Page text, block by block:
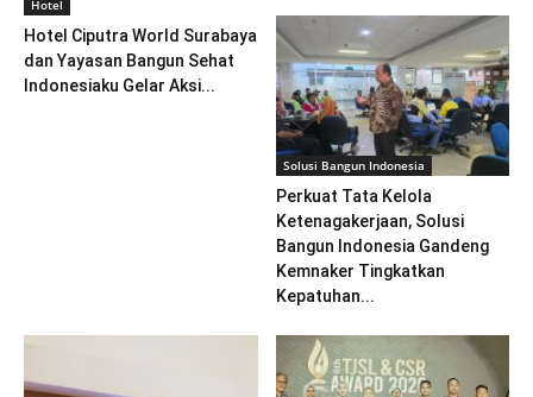
Hotel
Hotel Ciputra World Surabaya
dan Yayasan Bangun Sehat
Indonesiaku Gelar Aksi...
Solusi Bangun Indonesia
Perkuat Tata Kelola
Ketenagakerjaan, Solusi
Bangun Indonesia Gandeng
Kemnaker Tingkatkan
Kepatuhan...